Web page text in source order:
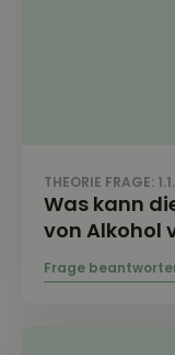
THEORIE FRAGE:
Was kann
von Alkohol